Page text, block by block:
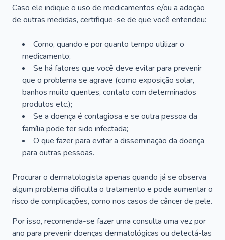
Caso ele indique o uso de medicamentos e/ou a adoção
de outras medidas, certifique-se de que você entendeu:
Como, quando e por quanto tempo utilizar o
medicamento;
Se há fatores que você deve evitar para prevenir
que o problema se agrave (como exposição solar,
banhos muito quentes, contato com determinados
produtos etc.);
Se a doença é contagiosa e se outra pessoa da
família pode ter sido infectada;
O que fazer para evitar a disseminação da doença
para outras pessoas.
Procurar o dermatologista apenas quando já se observa
algum problema dificulta o tratamento e pode aumentar o
risco de complicações, como nos casos de câncer de pele.
Por isso, recomenda-se fazer uma consulta uma vez por
ano para prevenir doenças dermatológicas ou detectá-las